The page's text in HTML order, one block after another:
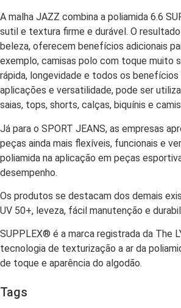
A malha JAZZ combina a poliamida 6.6
sutil e textura firme e durável. O
beleza, oferecem benefícios adicionais
exemplo, camisas polo com toque muito
rápida, longevidade e todos os
aplicações e versatilidade, pode ser
saias, tops, shorts, calças, biquínis e
Já para o SPORT JEANS, as empresas
peças ainda mais flexíveis, funcionais e
poliamida na aplicação em peças
desempenho.
Os produtos se destacam dos demais
UV 50+, leveza, fácil manutenção e
SUPPLEX® é a marca registrada da The
tecnologia de texturização a ar da
de toque e aparência do algodão.
Tags